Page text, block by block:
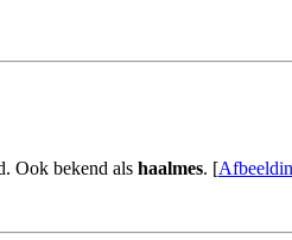
Ook bekend als haalmes. [